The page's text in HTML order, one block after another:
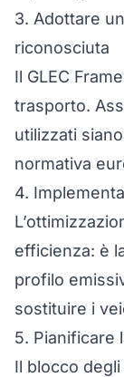
3. Adottare
riconosciuta
Il GLEC
trasporto.
utilizzati
normativa
4.
efficienza: è
profilo
sostituire i
5. Pianificare
Il blocco